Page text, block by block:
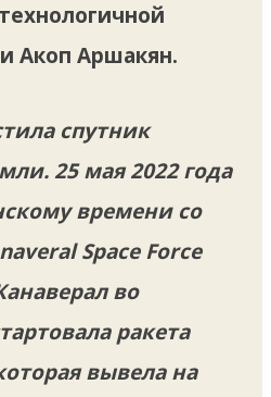
Акоп Аршакян.
спутник
25 мая 2022 года
времени со
Space Force
во
ракета
вывела на